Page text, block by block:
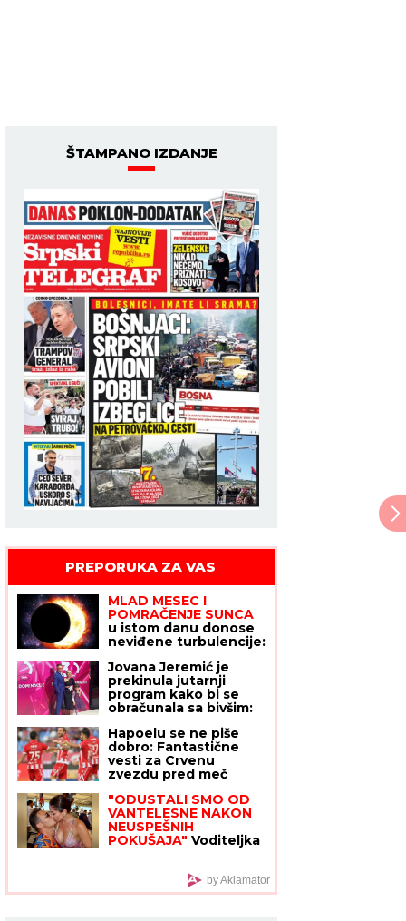
ŠTAMPANO IZDANJE
PREPORUKA ZA VAS
MLAD MESEC I
POMRAČENJE SUNCA
u istom danu donose
neviđene turbulencije:
horoskopska znaka
DOBRO ĆE UPAMTITI
12. avgust - od tad im
se ŽIVOT MENJA
Jovana Jeremić je
prekinula jutarnji
program kako bi se
obračunala sa bivšim:
da ga proslavim bez
razloga!"
Hapoelu se ne piše
dobro: Fantastične
vesti za Crvenu
zvezdu pred meč
"ODUSTALI SMO OD
VANTELESNE NAKON
NEUSPEŠNIH
POKUŠAJA" Voditeljka
"Dovoljni smo jedno
drugom"
by Aklamator